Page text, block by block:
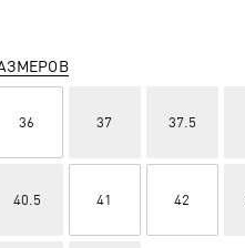
36 37 37.5
40.5 41 42